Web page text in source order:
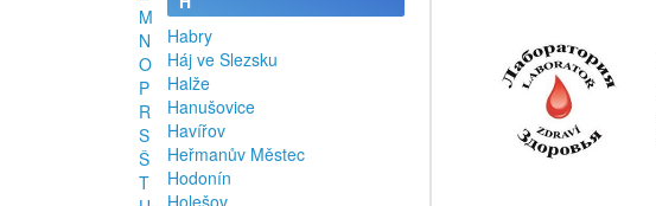
M
N
O
P
R
S
Š
T
Habry
Háj ve Slezsku
Halže
Hanušovice
Havířov
Heřmanův Městec
Hodonín
Holešov